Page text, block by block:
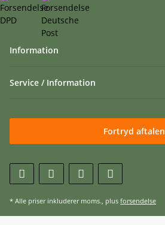
Information
Service / Information
Fortryd aftalen
* Alle priser inkluderer moms., plus forsendelse